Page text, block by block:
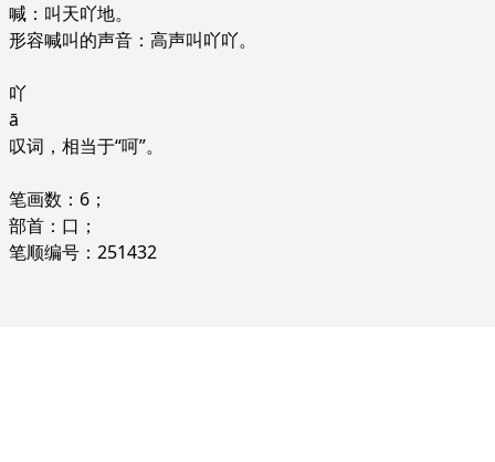
喊：叫天吖地。
形容喊叫的声音：高声叫吖吖。
吖
ā
叹词，相当于“呵”。
笔画数：6；
部首：口；
笔顺编号：251432